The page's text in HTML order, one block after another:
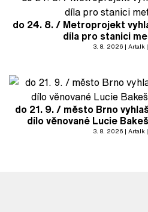
do 24. 8. / Metroprojekt
díla pro stanici
3. 8. 2026 Artalk
do 21. 9. / město Brno
dílo věnované Lucie
3. 8. 2026 Artalk